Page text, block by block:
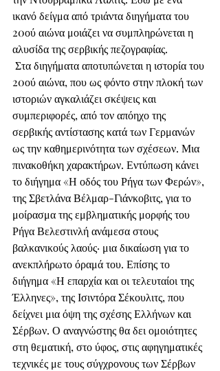
ικανό δείγμα από τριάντα διηγήματα του
20ού αιώνα μοιάζει να συμπληρώνεται η
αλυσίδα της σερβικής πεζογραφίας.
20ού αιώνα, που ως φόντο στην πλοκή των
ιστοριών αγκαλιάζει σκέψεις και
συμπεριφορές, από τον απόηχο της
σερβικής αντίστασης κατά των Γερμανών
ως την καθημερινότητα των σχέσεων. Μια
πινακοθήκη χαρακτήρων. Εντύπωση κάνει
το διήγημα «Η οδός του Ρήγα των Φερών»,
της Σβετλάνα Βέλμαρ-Γιάνκοβιτς, για το
μοίρασμα της εμβληματικής μορφής του
Ρήγα Βελεστινλή ανάμεσα στους
βαλκανικούς λαούς· μια δικαίωση για το
ανεκπλήρωτο όραμά του. Επίσης το
διήγημα «Η επαρχία και οι τελευταίοι της
Έλληνες», της Ισιντόρα Σέκουλιτς, που
δείχνει μια όψη της σχέσης Ελλήνων και
Σέρβων. Ο αναγνώστης θα δει ομοιότητες
στη θεματική, στο ύφος, στις αφηγηματικές
τεχνικές με τους σύγχρονους των Σέρβων